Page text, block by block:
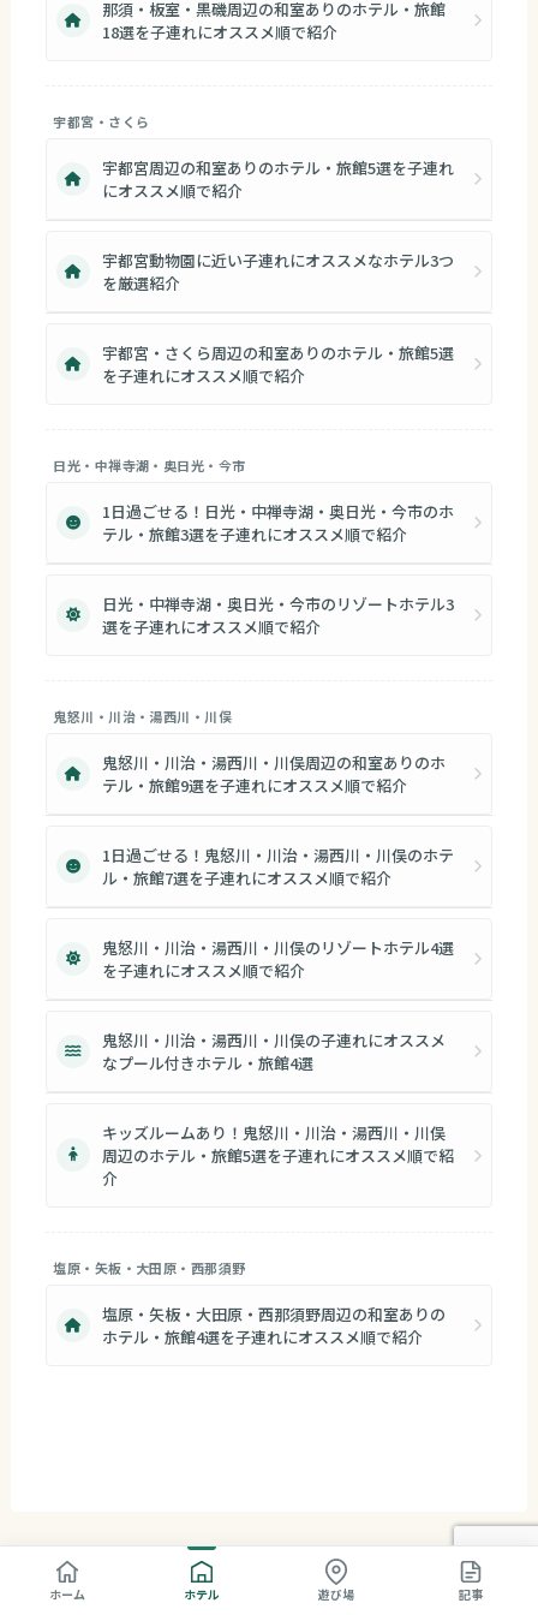
那須・板室・黒磯周辺の和室ありのホテル・旅館
18選を子連れにオススメ順で紹介
宇都宮・さくら
宇都宮周辺の和室ありのホテル・旅館5選を子連れ
にオススメ順で紹介
宇都宮動物園に近い子連れにオススメなホテル3つ
を厳選紹介
宇都宮・さくら周辺の和室ありのホテル・旅館5選
を子連れにオススメ順で紹介
日光・中禅寺湖・奥日光・今市
1日過ごせる！日光・中禅寺湖・奥日光・今市のホ
テル・旅館3選を子連れにオススメ順で紹介
日光・中禅寺湖・奥日光・今市のリゾートホテル3
選を子連れにオススメ順で紹介
鬼怒川・川治・湯西川・川俣
鬼怒川・川治・湯西川・川俣周辺の和室ありのホ
テル・旅館9選を子連れにオススメ順で紹介
1日過ごせる！鬼怒川・川治・湯西川・川俣のホテ
ル・旅館7選を子連れにオススメ順で紹介
鬼怒川・川治・湯西川・川俣のリゾートホテル4選
を子連れにオススメ順で紹介
鬼怒川・川治・湯西川・川俣の子連れにオススメ
なプール付きホテル・旅館4選
キッズルームあり！鬼怒川・川治・湯西川・川俣
周辺のホテル・旅館5選を子連れにオススメ順で紹
介
塩原・矢板・大田原・西那須野
塩原・矢板・大田原・西那須野周辺の和室ありの
ホテル・旅館4選を子連れにオススメ順で紹介
ホーム ホテル 遊び場 記事